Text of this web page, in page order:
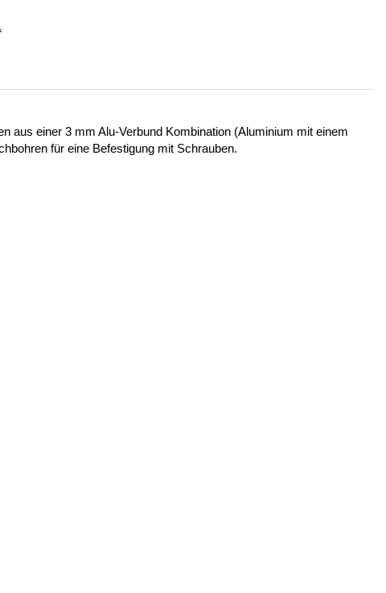
aus einer 3 mm Alu-Verbund Kombination (Aluminium mit einem
für eine Befestigung mit Schrauben.